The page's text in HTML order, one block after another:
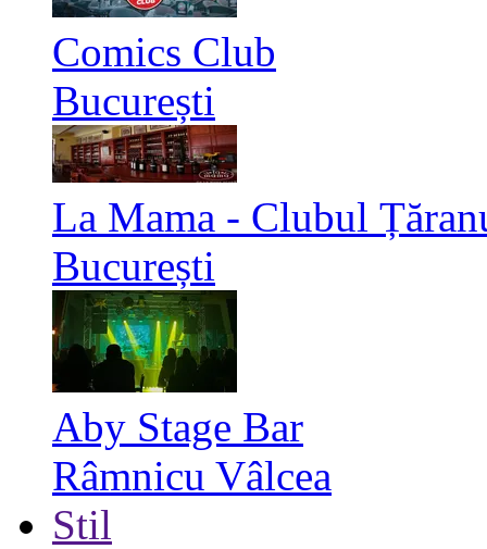
Comics Club
București
La Mama - Clubul
București
Aby Stage Bar
Râmnicu Vâlcea
Stil